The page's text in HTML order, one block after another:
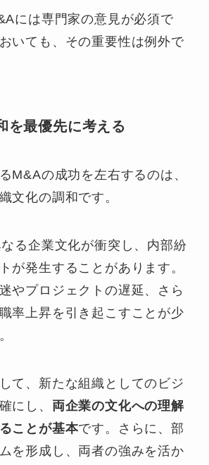
には専門家の意見が必須で
いても、その重要性は例外で
を最優先に考える
M&Aの成功を左右するのは、
文化の調和です。
る企業文化が衝突し、内部紛
が発生することがあります。
やプロジェクトの遅延、さら
率上昇を引き起こすことが少
て、新たな組織としてのビジ
にし、 両企業の文化への理解
ことが基本です。さらに、部
を形成し、両者の強みを活か